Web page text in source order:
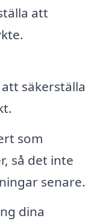
att
säkerställa
som
så det inte
senare.
dina